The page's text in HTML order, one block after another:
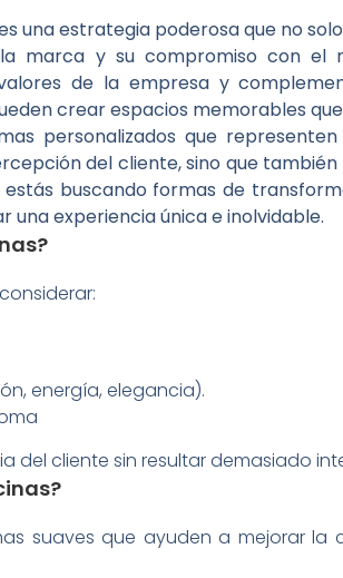
una estrategia poderosa que no
marca y su compromiso con el
de la empresa y
crear espacios memorables
personalizados que
del cliente, sino que
buscando formas de
experiencia única e inolvidable.
energía, elegancia).
del cliente sin resultar demasiado
suaves que ayuden a mejorar la